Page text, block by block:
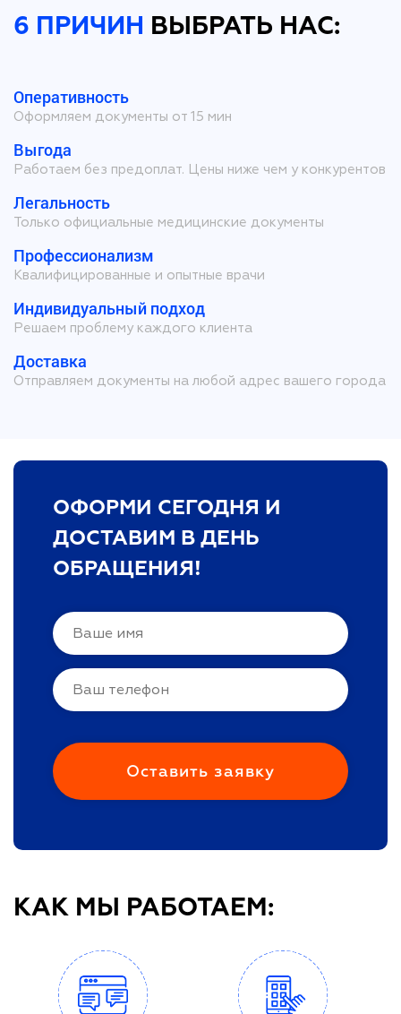
6 ПРИЧИН ВЫБРАТЬ НАС:
Оперативность
Оформляем документы от 15 мин
Выгода
Работаем без предоплат. Цены ниже чем у конкурентов
Легальность
Только официальные медицинские документы
Профессионализм
Квалифицированные и опытные врачи
Индивидуальный подход
Решаем проблему каждого клиента
Доставка
Отправляем документы на любой адрес вашего города
ОФОРМИ СЕГОДНЯ И
ДОСТАВИМ В ДЕНЬ
ОБРАЩЕНИЯ!
КАК МЫ РАБОТАЕМ: